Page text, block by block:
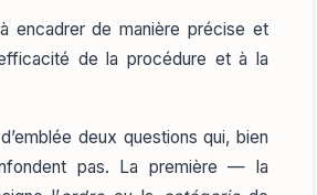
encadrer de manière précise et
de la procédure et à la
deux questions qui, bien
pas. La première — la